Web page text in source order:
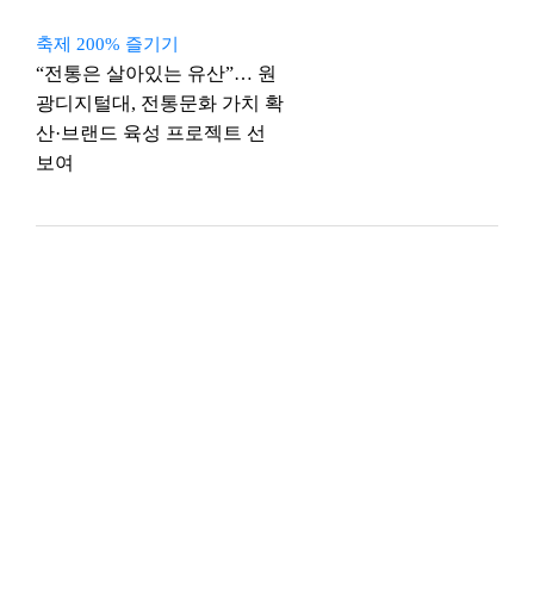
축제 200% 즐기기
“전통은 살아있는 유산”… 원
광디지털대, 전통문화 가치 확
산·브랜드 육성 프로젝트 선
보여